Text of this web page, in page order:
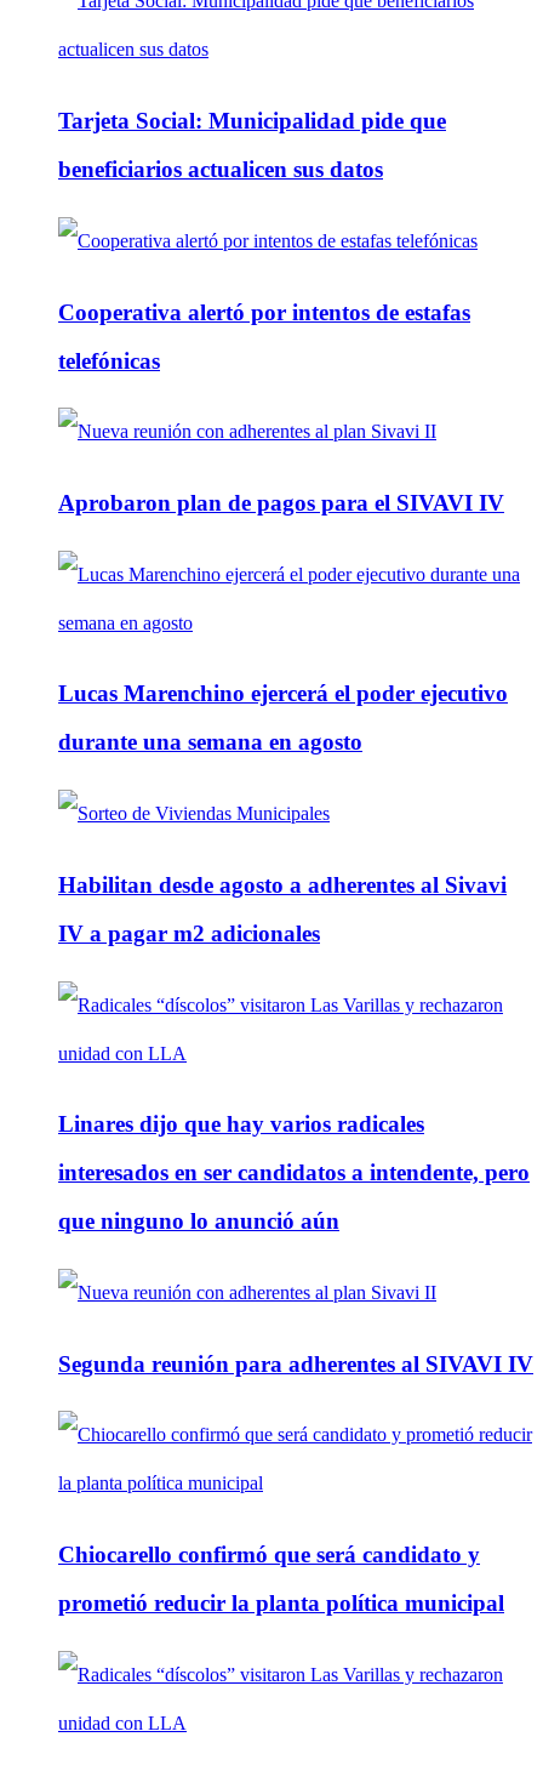
Tarjeta Social: Municipalidad pide que
beneficiarios actualicen sus datos
Cooperativa alertó por intentos de estafas
telefónicas
Aprobaron plan de pagos para el SIVAVI IV
Lucas Marenchino ejercerá el poder ejecutivo
durante una semana en agosto
Habilitan desde agosto a adherentes al Sivavi
IV a pagar m2 adicionales
Linares dijo que hay varios radicales
interesados en ser candidatos a intendente, pero
que ninguno lo anunció aún
Segunda reunión para adherentes al SIVAVI IV
Chiocarello confirmó que será candidato y
prometió reducir la planta política municipal